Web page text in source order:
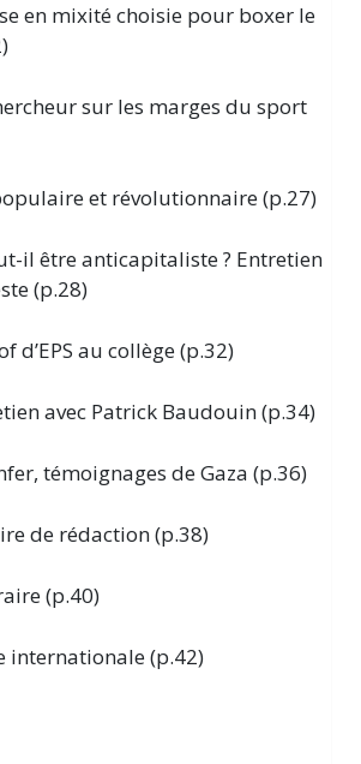
en mixité choisie pour boxer le
sur les marges du sport
et révolutionnaire (p.27)
il être anticapitaliste ? Entretien
(p.28)
d’EPS au collège (p.32)
avec Patrick Baudouin (p.34)
témoignages de Gaza (p.36)
de rédaction (p.38)
(p.40)
internationale (p.42)